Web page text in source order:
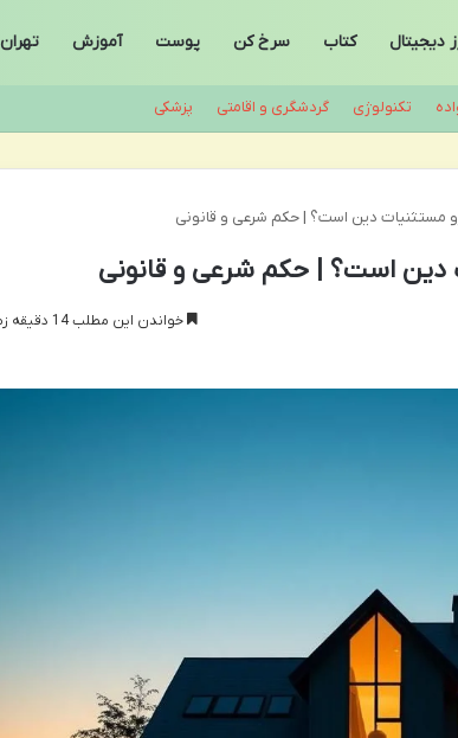
دیجیتال کتاب سرخ کن پوست آموزش تهران
تکنولوژی گردشگری و اقامتی پزشکی
مستثنیات دین است؟ | حکم شرعی و قانونی
دین است؟ | حکم شرعی و قانونی
خواندن این مطلب 14 دقیقه زمان میبرد